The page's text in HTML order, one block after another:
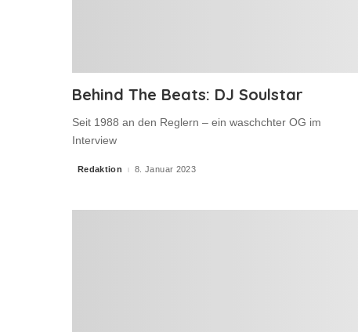
Behind The Beats: DJ Soulstar
Seit 1988 an den Reglern – ein waschchter OG im
Interview
Posted
Redaktion 8. Januar 2023